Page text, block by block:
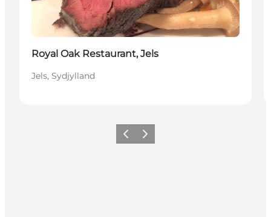
Royal Oak Restaurant, Jels
Jels, Sydjylland
Forrige billede
Næste billede